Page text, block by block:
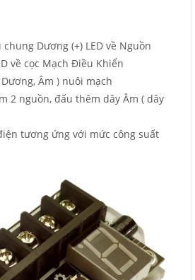
chung Dương (+) LED về Nguồn
về cọc Mạch Điều Khiển
Âm ) nuôi mạch
2 nguồn, đấu thêm dây Âm ( dây
tương ứng với mức công suất